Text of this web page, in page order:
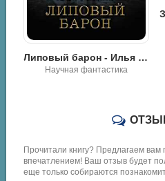
Поэзия
Прочитали книгу? Предлагаем вам
впечатлением! Ваш отзыв будет
еще только собираются